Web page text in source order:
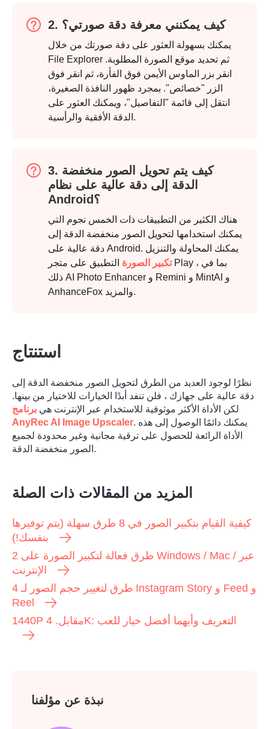
الخطوة 1.
الخطوه 3.
2. كيف يمكنني معرفة دقة صورتي؟
يمكنك بسهولة العثور على دقة صورتك من خلال
File Explorer ثم تحديد موقع الصورة المطلوبة.
انقر بزر الماوس الأيمن فوق الفأرة، ثم انقر فوق
الزر "خصائص". بمجرد ظهور النافذة الصغيرة،
انتقل إلى قائمة "التفاصيل"، ويمكنك العثور على
الدقة الأفقية والرأسية.
3. كيف يتم تحويل الصور منخفضة
الدقة إلى دقة عالية على نظام
Android؟
هناك الكثير من التطبيقات ذات الخمس نجوم التي
يمكنك استخدامها لتحويل الصور منخفضة الدقة إلى
دقة عالية على Android. يمكنك المحاولة والتنزيل
تكبير الصورة التطبيق على متجر Play ، بما في
ذلك AI Photo Enhancer و Remini و MintAI و
AnhanceFox والمزيد.
استنتاج
نظرًا لوجود العديد من الطرق لتحويل الصور منخفضة الدقة إلى
دقة عالية على جهازك ، فلن تنفد أبدًا الخيارات للاختيار من بينها.
لكن الأداة الأكثر موثوقية للاستخدام عبر الإنترنت هي برنامج
AnyRec AI Image Upscaler. يمكنك دائمًا الوصول إلى هذه
الأداة الرائعة للحصول على ترقية مجانية وغير محدودة لجميع
الصور منخفضة الدقة.
المزيد من المقالات ذات الصلة
كيفية القيام بتكبير الصور في 8 طرق سهلة (يتم توفيرها
بنفسك!)
2 طرق فعالة لتكبير الصورة على Windows / Mac / عبر
الإنترنت
4 طرق لتغيير حجم الصور لـ Instagram Story و Feed و
Reel
1440P مقابل. 4K: التعريف وأيهما أفضل خيار للعب
نبذة عن مؤلفنا